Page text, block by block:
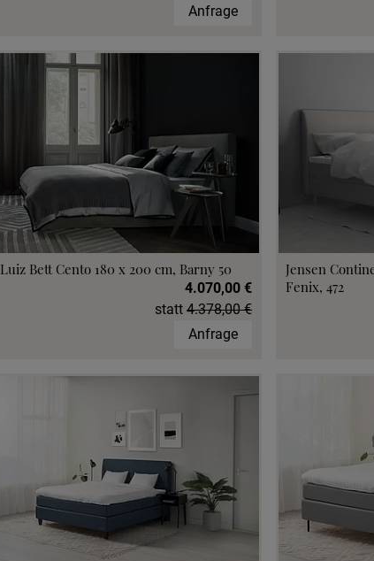
Anfrage
Luiz Bett Cento 180 x 200 cm, Barny 50
4.070,00 €
statt4.378,00 €
Anfrage
Jensen
Fenix, 472